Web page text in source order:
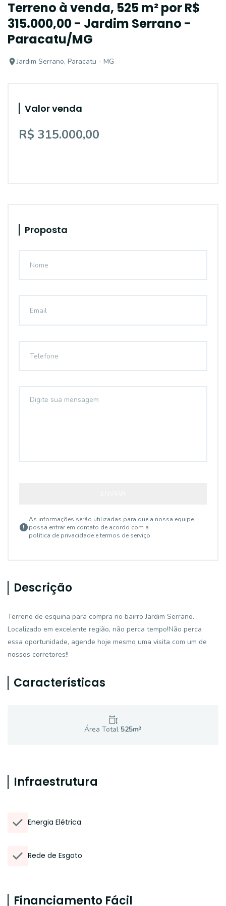
Terreno à venda, 525 m² por R$
315.000,00 - Jardim Serrano -
Paracatu/MG
Jardim Serrano, Paracatu - MG
Valor venda
R$ 315.000,00
Proposta
As informações serão utilizadas para que a nossa equipe
possa entrar em contato de acordo com a
política de privacidade e termos de serviço
Descrição
Terreno de esquina para compra no bairro Jardim Serrano.
Localizado em excelente região, não perca tempo!Não perca
essa oportunidade, agende hoje mesmo uma visita com um de
nossos corretores!!
Características
Área Total 525m²
Infraestrutura
Energia Elétrica
Rede de Esgoto
Financiamento Fácil